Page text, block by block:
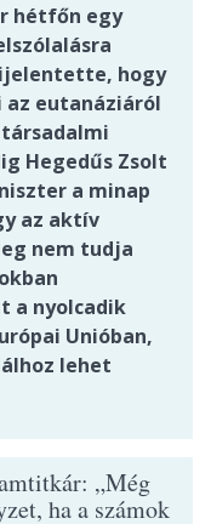
hétfőn egy
hogy
eutanáziáról
Hegedűs Zsolt
a minap
az aktív
nem tudja
a nyolcadik
Unióban,
lehet
„Még
ha a számok